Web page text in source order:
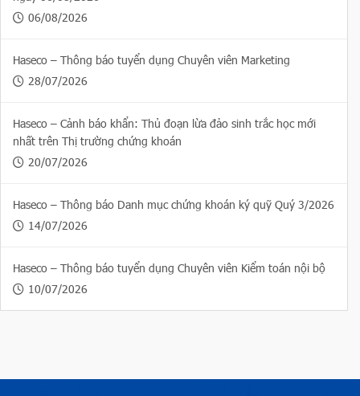
06/08/2026
Haseco – Thông báo tuyển dụng Chuyên viên Marketing
28/07/2026
Haseco – Cảnh báo khẩn: Thủ đoạn lừa đảo sinh trắc học mới
nhất trên Thị trường chứng khoán
20/07/2026
Haseco – Thông báo Danh mục chứng khoán ký quỹ Quý 3/2026
14/07/2026
Haseco – Thông báo tuyển dụng Chuyên viên Kiểm toán nội bộ
10/07/2026